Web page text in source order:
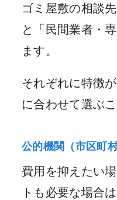
ゴミ屋敷の相談
と「民間業者・
ます。
それぞれに特徴
に合わせて選ぶ
公的機関（市区町
費用を抑えたい
トも必要な場合